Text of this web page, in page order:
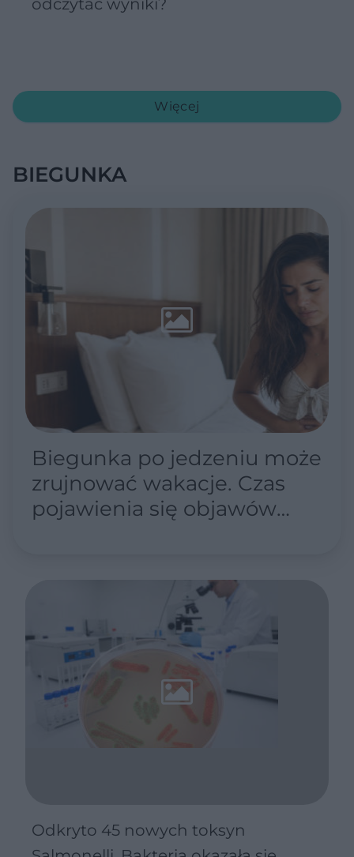
Więcej
BIEGUNKA
Biegunka po jedzeniu może
zrujnować wakacje. Czas
pojawienia się objawów
Odkryto 45 nowych toksyn